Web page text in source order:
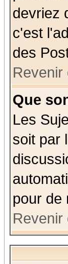
devriez
c'est
des
Revenir
Que
Les
soit par
pour de
Revenir